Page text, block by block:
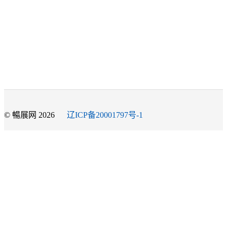
© 暢展网 2026 辽ICP备20001797号-1